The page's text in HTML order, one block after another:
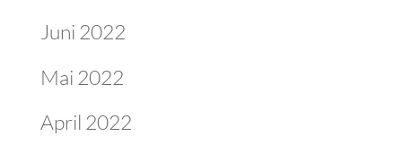
Juni 2022
Mai 2022
April 2022